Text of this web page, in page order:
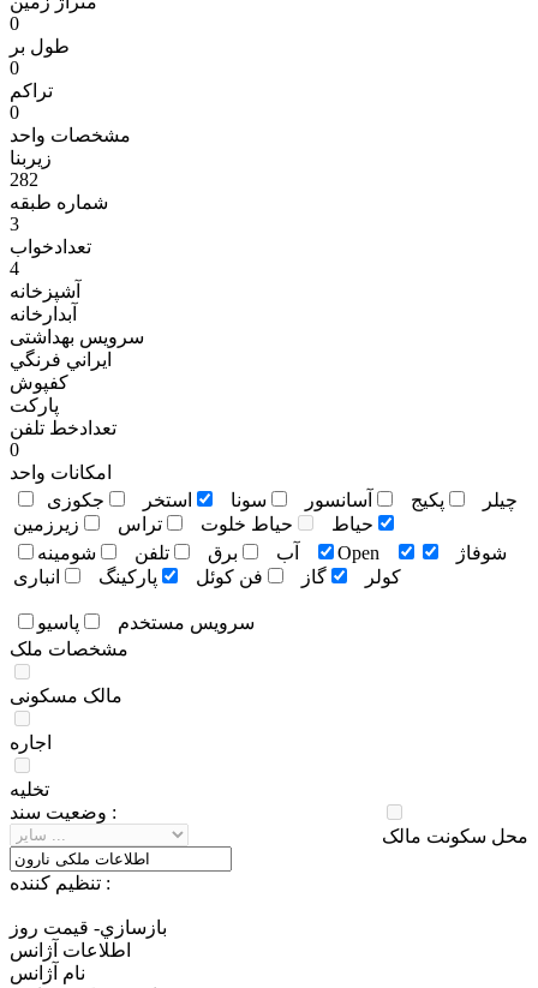
0
طول بر
0
تراکم
0
مشخصات واحد
زیربنا
282
شماره طبقه
3
تعدادخواب
4
آشپزخانه
آبدارخانه
سرویس بهداشتی
ايراني فرنگي
کفپوش
پاركت
تعدادخط تلفن
0
امکانات واحد
چيلر
پکيج آسانسور سونا استخر
جکوزی
حياط
حياط خلوت تراس
زيرزمين
آب
برق تلفن شومينه Open
شوفاژ
کولر
گاز فن کوئل پارکينگ انباری
سرويس مستخدم
پاسيو
مشخصات ملک
مالک مسکونی
اجاره
تخلیه
محل سکونت مالک
وضعيت سند :
تنظيم کننده :
بازسازي- قيمت روز
اطلاعات آژانس
نام آژانس